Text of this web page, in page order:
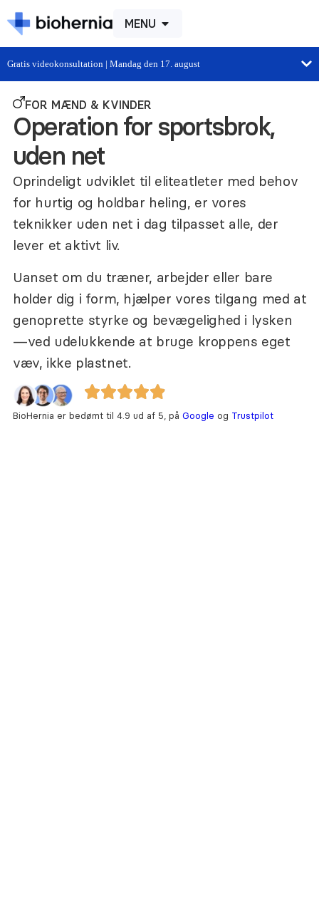
MENU
Gratis videokonsultation | Mandag den 17. august
FOR MÆND & KVINDER
Operation for sportsbrok,
uden net
Oprindeligt udviklet til eliteatleter med behov
for hurtig og holdbar heling, er vores
teknikker uden net i dag tilpasset alle, der
lever et aktivt liv.
Uanset om du træner, arbejder eller bare
holder dig i form, hjælper vores tilgang med at
genoprette styrke og bevægelighed i lysken
—ved udelukkende at bruge kroppens eget
væv, ikke plastnet.
BioHernia er bedømt til 4.9 ud af 5, på Google og Trustpilot